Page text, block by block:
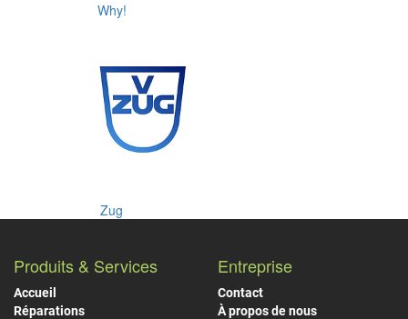
Why!
Zug
Produits & Services
Accueil
Réparations
Entreprise
Contact
À propos de nous